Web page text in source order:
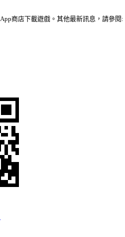
App商店下載遊戲。其他最新訊息，請參閱 :